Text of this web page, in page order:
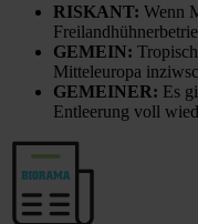
RISKANT: Wenn
GEMEIN:
Mitteleuropa
GEMEINER: Es
Entleerung voll